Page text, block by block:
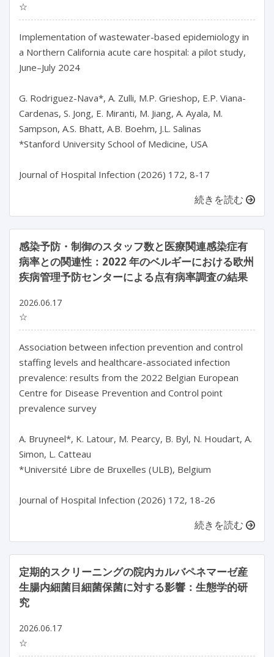
☆
Implementation of wastewater-based epidemiology in
a Northern California acute care hospital: a pilot study,
June–July 2024
G. Rodriguez-Nava*, A. Zulli, M.P. Grieshop, E.P. Viana-
Cardenas, S. Jong, E. Miranti, M. Jiang, A. Ayala, M.
Sampson, A.S. Bhatt, A.B. Boehm, J.L. Salinas
*Stanford University School of Medicine, USA
続きを読む
感染予防・制御のスタッフ数と医療関連感染症有
病率との関連性：2022 年のベルギーにおける欧州
疾病管理予防センターによる点有病率調査の結果
2026.06.17
☆
Association between infection prevention and control
staffing levels and healthcare-associated infection
prevalence: results from the 2022 Belgian European
Centre for Disease Prevention and Control point
prevalence survey
A. Bruyneel*, K. Latour, M. Pearcy, B. Byl, N. Houdart, A.
Simon, L. Catteau
*Université Libre de Bruxelles (ULB), Belgium
続きを読む
定期的スクリーニングの院内カルバペネマーゼ産
生腸内細菌目細菌保菌に対する影響：生態学的研
究
2026.06.17
☆